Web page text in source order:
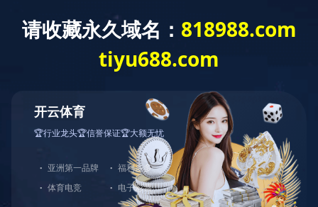
华体会体育
页
业
务
资
质
企
业
公
司
招
标
政
策